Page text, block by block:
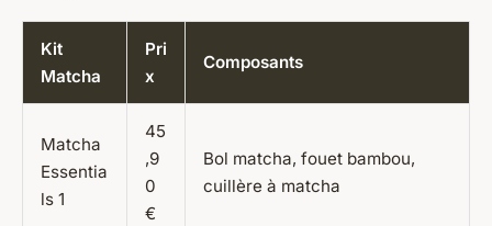
Kit
Matcha
Pri
x
Composants
Matcha
Essentia
ls 1
45
,9
0
€
Bol matcha, fouet bambou,
cuillère à matcha